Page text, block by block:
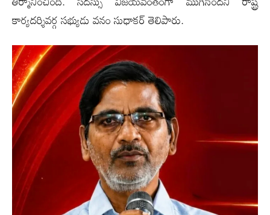
కార్యదర్శివర్గ సభ్యుడు వనం సుధాకర్ తెలిపారు.